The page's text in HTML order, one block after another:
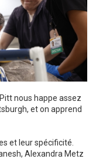
nous happe assez
et on apprend
et leur spécificité.
Alexandra Metz